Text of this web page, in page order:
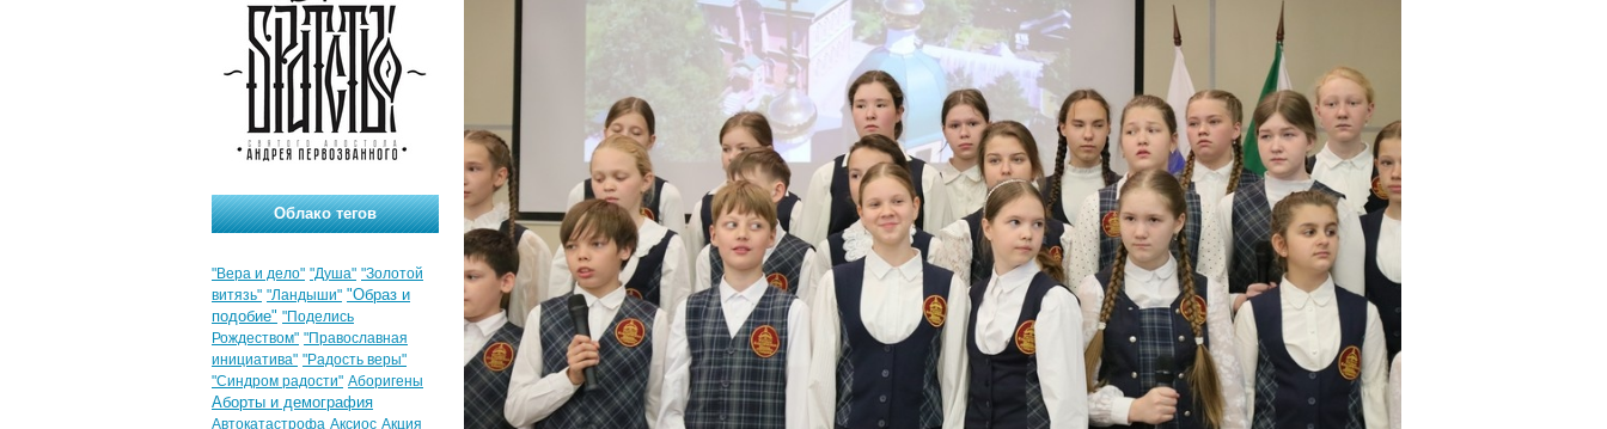
Облако тегов
"Вера и дело" "Душа" "Золотой
витязь" "Ландыши" "Образ и
подобие" "Поделись
Рождеством" "Православная
инициатива" "Радость веры"
"Синдром радости" Аборигены
Аборты и демография
Автокатастрофа Аксиос Акция